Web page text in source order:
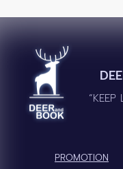
PROMOTION